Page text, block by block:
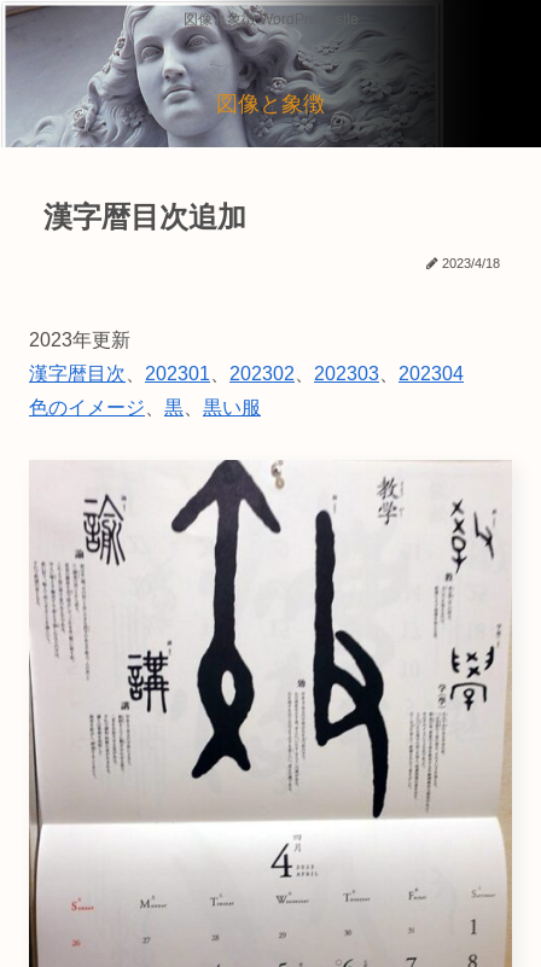
図像と象徴 WordPress site
図像と象徴
漢字暦目次追加
2023/4/18
2023年更新
漢字暦目次
202301 202302 202303
202304
色のイメージ
黒 黒い服